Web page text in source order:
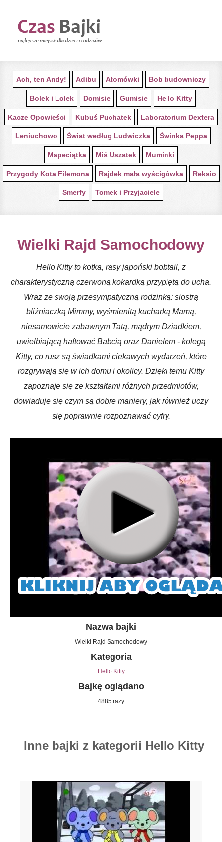
STRONA GŁÓWNA Z BAJKAMI
Ach, ten Andy! Adibu Atomówki Bob budowniczy
Bolek i Lolek Domisie Gumisie Hello Kitty
Kacze Opowieści Kubuś Puchatek Laboratorium Dextera
Leniuchowo Świat według Ludwiczka Świnka Peppa
Mapeciątka Miś Uszatek Muminki
Przygody Kota Filemona Rajdek mała wyścigówka Reksio
Smerfy Tomek i Przyjaciele
Wielki Rajd Samochodowy
Hello Kitty to kotka, rasy japoński bobtail, z
charakterystyczną czerwoną kokardką przypiętą do ucha.
Wraz ze swoją przesympatyczną rodzinką: siostrą
bliźniaczką Mimmy, wyśmienitą kucharką Mamą,
niesamowicie zabawnym Tatą, mądrym Dziadkiem,
uwielbiającą haftować Babcią oraz Danielem - kolegą
Kitty, co rusz są świadkami ciekawych wydarzeń, które
rozgrywają się w ich domu i okolicy. Dzięki temu Kitty
zapoznaje się ze kształtami różnych przedmiotów,
dowiaduje się czym są dobre maniery, jak również uczy
się poprawnie rozpoznawać cyfry.
Nazwa bajki
Wielki Rajd Samochodowy
Kategoria
Hello Kitty
Bajkę oglądano
4885 razy
Inne bajki z kategorii Hello Kitty